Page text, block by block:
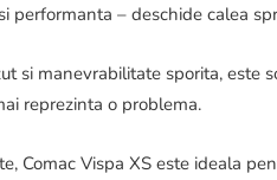
performanta – deschide calea
si manevrabilitate sporita,
reprezinta o problema.
Comac Vispa XS este ideala